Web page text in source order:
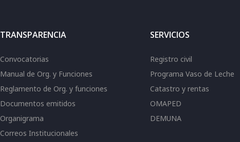
TRANSPARENCIA
Convocatorias
Manual de Org. y Funciones
Reglamento de Org. y funciones
Documentos emitidos
Organigrama
Correos Institucionales
SERVICIOS
Registro civil
Programa Vaso de Leche
Catastro y rentas
OMAPED
DEMUNA